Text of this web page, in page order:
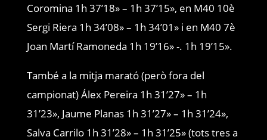
Coromina 1h 37’18» – 1h 37’15», en M40 10è
Sergi Riera 1h 34’08» – 1h 34’01» i en M40 7è
Joan Martí Ramoneda 1h 19’16» -. 1h 19’15».
També a la mitja marató (però fora del
campionat) Álex Pereira 1h 31’27» – 1h
31’23», Jaume Planas 1h 31’27» – 1h 31’24»,
Salva Carrilo 1h 31’28» – 1h 31’25» (tots tres a